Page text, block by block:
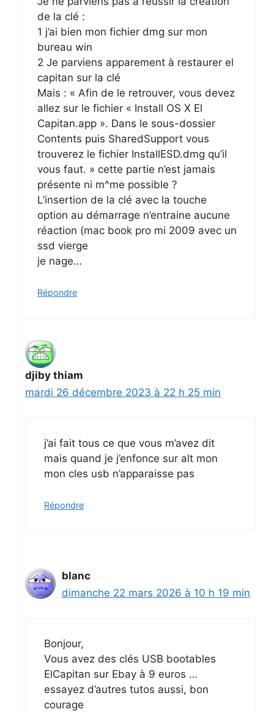
de la clé :
1 j’ai bien mon fichier dmg sur mon
bureau win
2 Je parviens apparement à restaurer el
capitan sur la clé
Mais : « Afin de le retrouver, vous devez
allez sur le fichier « Install OS X El
Capitan.app ». Dans le sous-dossier
Contents puis SharedSupport vous
trouverez le fichier InstallESD.dmg qu’il
vous faut. » cette partie n’est jamais
présente ni m^me possible ?
L’insertion de la clé avec la touche
option au démarrage n’entraine aucune
réaction (mac book pro mi 2009 avec un
ssd vierge
je nage…
Répondre
djiby thiam
mardi 26 décembre 2023 à 22 h 25 min
j’ai fait tous ce que vous m’avez dit
mais quand je j’enfonce sur alt mon
mon cles usb n’apparaisse pas
Répondre
blanc
dimanche 22 mars 2026 à 10 h 19 min
Bonjour,
Vous avez des clés USB bootables
ElCapitan sur Ebay à 9 euros …
essayez d’autres tutos aussi, bon
courage